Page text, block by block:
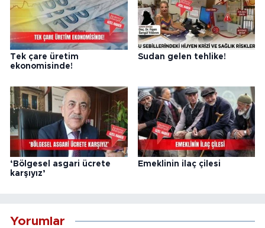
Tek çare üretim
ekonomisinde!
Sudan gelen tehlike!
‘Bölgesel asgari ücrete
karşıyız’
Emeklinin ilaç çilesi
Yorumlar